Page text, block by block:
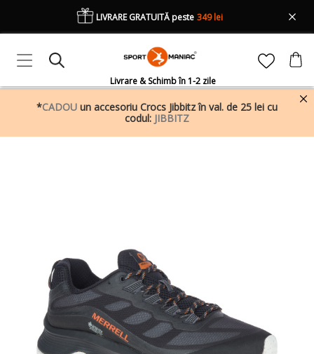
Livrare & Schimb în 1-2 zile
LIVRARE GRATUITĂ peste 349 lei
*CADOU un accesoriu Crocs Jibbitz în val. de 25 lei cu
codul: JIBBITZ